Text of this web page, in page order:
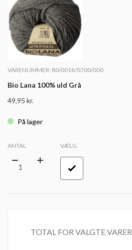
VARENUMMER: 80/0018/0700/000
Bio Lana 100% uld Grå
49,95 kr.
På lager
ANTAL VÆLG
TOTAL FOR VALGTE VARER